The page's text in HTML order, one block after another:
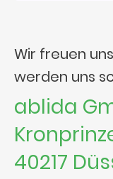
Wir freuen
werden uns
ablida
40217